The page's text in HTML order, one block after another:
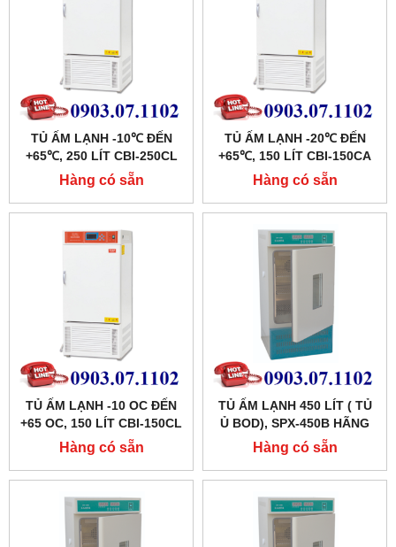
TỦ ẤM LẠNH -10℃ ĐẾN
+65℃, 250 LÍT CBI-250CL
HÃNG TAISITE
Hàng có sẵn
TỦ ẤM LẠNH -20℃ ĐẾN
+65℃, 150 LÍT CBI-150CA
HÃNG TAISITE
Hàng có sẵn
TỦ ẤM LẠNH -10 OC ĐẾN
+65 OC, 150 LÍT CBI-150CL
HÃNG TAISITELAB
Hàng có sẵn
TỦ ẤM LẠNH 450 LÍT ( TỦ
Ủ BOD), SPX-450B HÃNG
XINGCHEN SHKT
Hàng có sẵn